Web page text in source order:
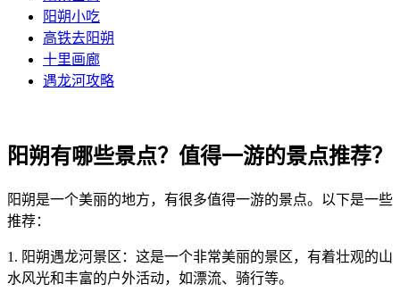
阳朔小吃
高铁去阳朔
十里画廊
遇龙河攻略
阳朔有哪些景点？值得一游的景点推荐？
阳朔是一个美丽的地方，有很多值得一游的景点。以下是一些
推荐：
1. 阳朔遇龙河景区：这是一个非常美丽的景区，有着壮观的山
水风光和丰富的户外活动，如漂流、骑行等。